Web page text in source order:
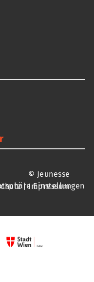
© Jeunesse
|Impressum
Einstellungen